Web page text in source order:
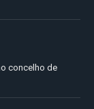
concelho de